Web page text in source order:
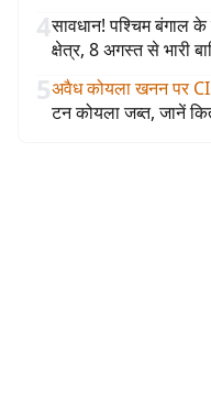
4सावधान! पश्चिम बंगाल
क्षेत्र, 8 अगस्त से भारी
5अवैध कोयला खनन पर
टन कोयला जब्त, जानें